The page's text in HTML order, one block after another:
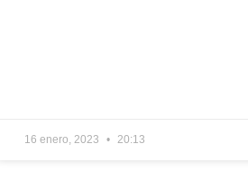
16 enero, 2023 20:13